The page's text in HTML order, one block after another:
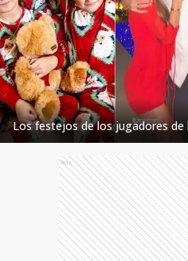
Los festejos de los jugadores de
Ads